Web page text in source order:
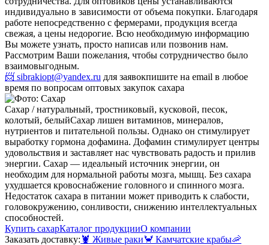
индивидуально в зависимости от объема покупки. Благодаря
работе непосредственно с фермерами, продукция всегда
свежая, а цены недорогие. Всю необходимую информацию
Вы можете узнать, просто написав или позвонив нам.
Рассмотрим Ваши пожелания, чтобы сотрудничество было
взаимовыгодным.
📨 sibrakiopt@yandex.ru для заявокпишите на email в любое
время по вопросам оптовых закупок сахара
Сахар / натуральный, тростниковый, кусковой, песок,
колотый, белыйСахар лишен витаминов, минералов,
нутриентов и питательной пользы. Однако он стимулирует
выработку гормона дофамина. Дофамин стимулирует центры
удовольствия и заставляет нас чувствовать радость и прилив
энергии. Сахар — идеальный источник энергии, он
необходим для нормальной работы мозга, мышц. Без сахара
ухудшается кровоснабжение головного и спинного мозга.
Недостаток сахара в питании может приводить к слабости,
головокружению, сонливости, снижению интеллектуальных
способностей.
Купить сахарКаталог продукцииО компании
Заказать доставку: 🦞 Живые раки🦀 Камчатские крабы🦐